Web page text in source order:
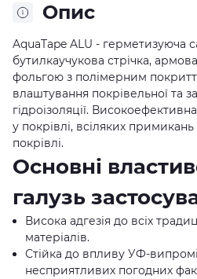
Опис
AquaTape ALU - герметизуюча
бутилкаучукова стрічка,
фольгою з полімерним
влаштування покрівельної та
гідроізоляції.
у покрівлі, всіляких примикань
покрівлі.
Основні
галузь
Висока адгезія до всіх
матеріалів.
Стійка до впливу УФ-
несприятливих погодних